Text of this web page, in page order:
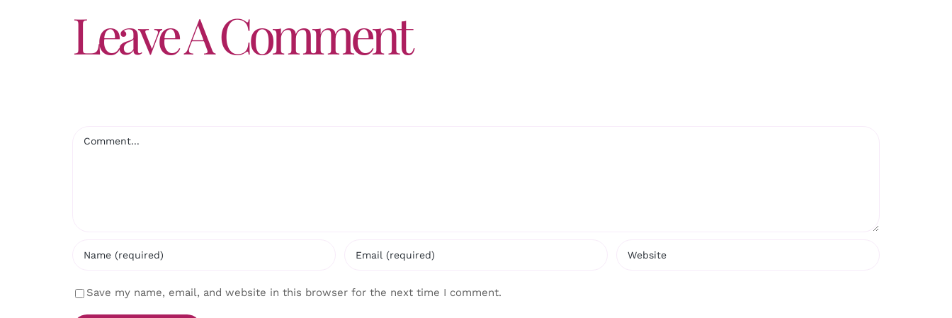
Leave A Comment
Save my name, email, and website in this browser for the next time I comment.